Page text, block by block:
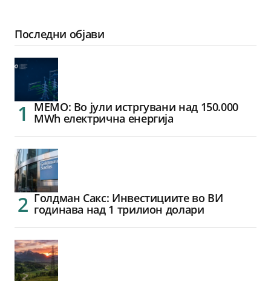
Последни објави
МЕМО: Во јули истргувани над 150.000
MWh електрична енергија
Голдман Сакс: Инвестициите во ВИ
годинава над 1 трилион долари